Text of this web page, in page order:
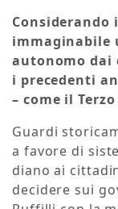
immaginabile
autonomo dai
i precedenti
– come il
Guardi
a favore di
diano ai
decidere sui